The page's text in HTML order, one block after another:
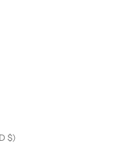
Antígua e Barbuda (XCD $)